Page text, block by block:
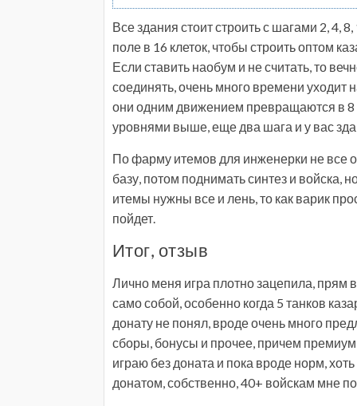
Все здания стоит строить с шагами 2, 4,
поле в 16 клеток, чтобы строить оптом
Если ставить наобум и не считать, то
соединять, очень много времени уходит
они одним движением превращаются в
уровнями выше, еще два шага и у вас
По фарму итемов для инженерки не все
базу, потом поднимать синтез и войска,
итемы нужны все и лень, то как варик
пойдет.
Итог, отзыв
Лично меня игра плотно зацепила,
само собой, особенно когда 5 танков
донату не понял, вроде очень много
сборы, бонусы и прочее, причем
играю без доната и пока вроде норм,
донатом, собственно, 40+ войскам мне